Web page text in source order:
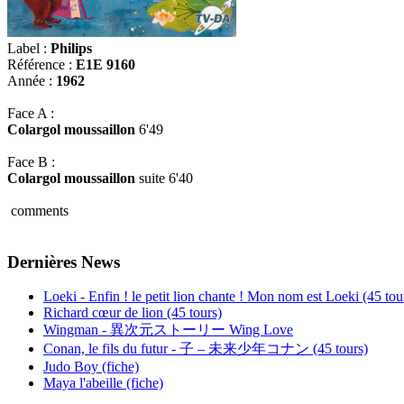
Label : Philips
Référence : E1E 9160
Année : 1962
Face A :
Colargol moussaillon 6'49
Face B :
Colargol moussaillon suite 6'40
comments
Dernières News
Loeki - Enfin ! le petit lion chante ! Mon nom est Loeki (45
Richard cœur de lion (45 tours)
Wingman - 異次元ストーリー Wing Love
Conan, le fils du futur - 子 – 未来少年コナン (45 tours)
Judo Boy (fiche)
Maya l'abeille (fiche)